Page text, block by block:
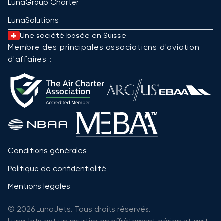
LunaGroup Charter
LunaSolutions
Une société basée en Suisse
Membre des principales associations d'aviation
d'affaires :
Conditions générales
Politique de confidentialité
Mentions légales
© 2026 LunaJets. Tous droits réservés.